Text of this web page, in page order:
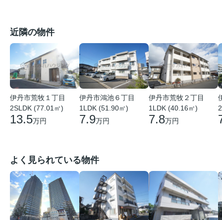
近隣の物件
伊丹市荒牧１丁目
2SLDK (77.01㎡)
13.5万円
伊丹市鴻池６丁目
1LDK (51.90㎡)
7.9万円
伊丹市荒牧２丁目
1LDK (40.16㎡)
7.8万円
よく見られている物件